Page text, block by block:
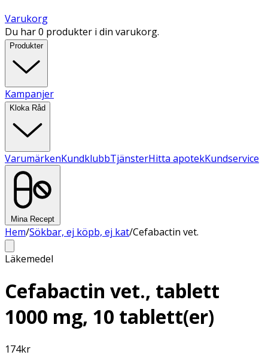
Varukorg
Du har 0 produkter i din varukorg.
Produkter
Kampanjer
Kloka Råd
VarumärkenKundklubbTjänsterHitta apotekKundservice
Mina Recept
Hem/Sökbar, ej köpb, ej kat/Cefabactin vet.
Läkemedel
Cefabactin vet., tablett
1000 mg, 10 tablett(er)
174kr